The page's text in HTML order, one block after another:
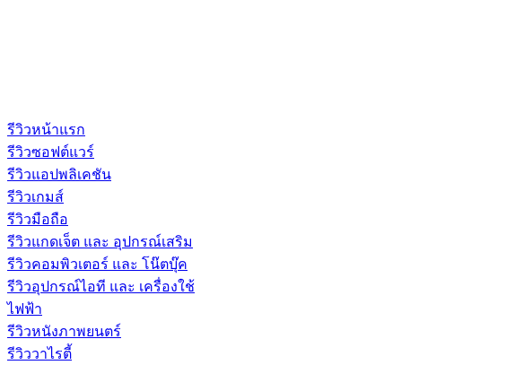
รีวิวหน้าแรก
รีวิวซอฟต์แวร์
รีวิวแอปพลิเคชัน
รีวิวเกมส์
รีวิวมือถือ
รีวิวแกดเจ็ต และ อุปกรณ์เสริม
รีวิวคอมพิวเตอร์ และ โน๊ตบุ๊ค
รีวิวอุปกรณ์ไอที และ เครื่องใช้
ไฟฟ้า
รีวิวหนังภาพยนตร์
รีวิววาไรตี้